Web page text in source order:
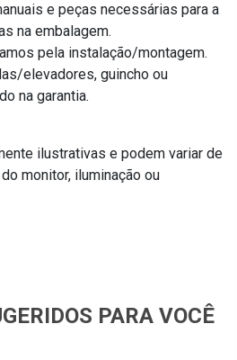
e peças necessárias para a
na embalagem.
pela instalação/montagem.
elevadores, guincho ou
na garantia.
ilustrativas e podem variar de
monitor, iluminação ou
PARA VOCÊ